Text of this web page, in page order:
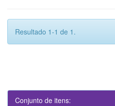
Resultado 1-1 de 1.
Conjunto de itens: